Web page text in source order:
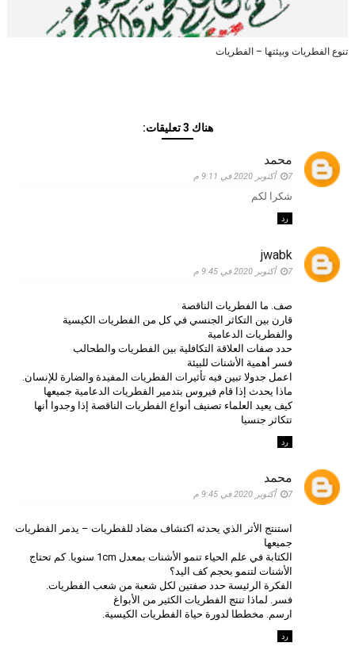
تنوع الفطريات وبيئتها – الفطريات
هناك 3 تعليقات:
محمد
7 أكتوبر 2020 في 9:11 م
شكرا لكم
رد
jwabk
7 أكتوبر 2020 في 9:45 م
صف. ما الفطريات الناقصة
قارن بين التكاثر الجنسي في كل من الفطريات الكيسية
والفطريات الدعامية
حدد صفات العلاقة التكافلية بين الفطريات والطحالب
فسر أهمية الأشنات للبيئة
اعمل جدولا تبين فيه تأثيرات الفطريات المفيدة والضارة للإنسان.
ماذا يحدث إذا قام فيروس بتدمير الفطريات الدعامية جميعها
كيف يعيد العلماء تصنيف أنواع الفطريات الناقصة إذا وجدوا أنها
تتكاثر جنسيا
رد
محمد
7 أكتوبر 2020 في 9:45 م
استنتج الأثر الذي يحدثه اكتشاف مضاد للفطريات – يدمر الفطريات
جميعها
الكتابة في علم الحياء تنمو الأشنات بمعدل 1cm سنويا. كم تحتاج
الأشنات لتنمو بحجم كف اليد؟
الفكرة الرئيسة حدد صفتين لكل شعبة من شعب الفطريات.
فسر. لماذا تنتج الفطريات الكثير من الأبواغ
ارسم. مخططا لدورة حياة الفطريات الكيسية.
رد